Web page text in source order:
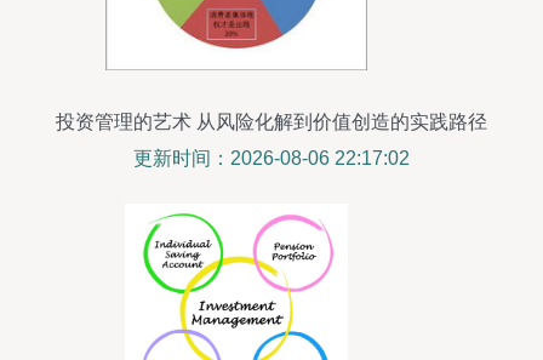
投资管理的艺术 从风险化解到价值创造的实践路径
更新时间：2026-08-06 22:17:02